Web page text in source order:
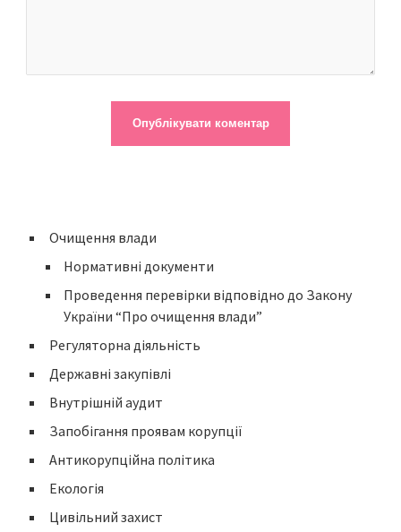
Очищення влади
Нормативні документи
Проведення перевірки відповідно до Закону
України “Про очищення влади”
Регуляторна діяльність
Державні закупівлі
Внутрішній аудит
Запобігання проявам корупції
Антикорупційна політика
Екологія
Цивільний захист